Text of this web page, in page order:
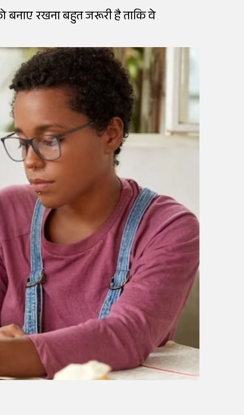
रखना बहुत जरूरी है ताकि वे